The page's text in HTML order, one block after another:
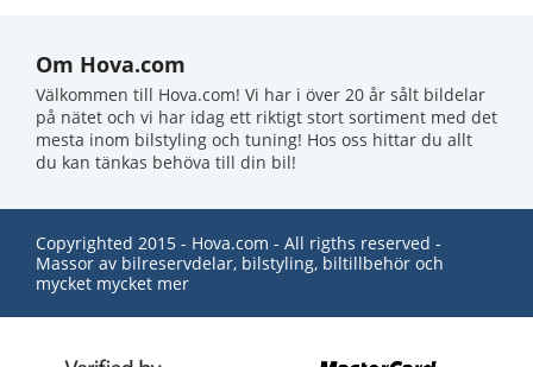
Om Hova.com
Välkommen till Hova.com! Vi har i över 20 år sålt bildelar
på nätet och vi har idag ett riktigt stort sortiment med det
mesta inom bilstyling och tuning! Hos oss hittar du allt
du kan tänkas behöva till din bil!
Copyrighted 2015 - Hova.com - All rigths reserved -
Massor av bilreservdelar, bilstyling, biltillbehör och
mycket mycket mer